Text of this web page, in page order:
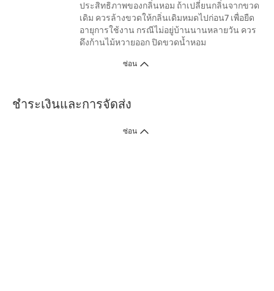
ประสิทธิภาพของกลิ่นหอม ถ้าเปลี่ยนกลิ่นจากขวด
เดิม ควรล้างขวดให้กลิ่นเดิมหมดไปก่อน7 เพื่อยืด
อายุการใช้งาน กรณีไม่อยู่บ้านนานหลายวัน ควร
ดึงก้านไม้หวายออก ปิดขวดน้ำหอม
ซ่อน
ชำระเงินและการจัดส่ง
ซ่อน